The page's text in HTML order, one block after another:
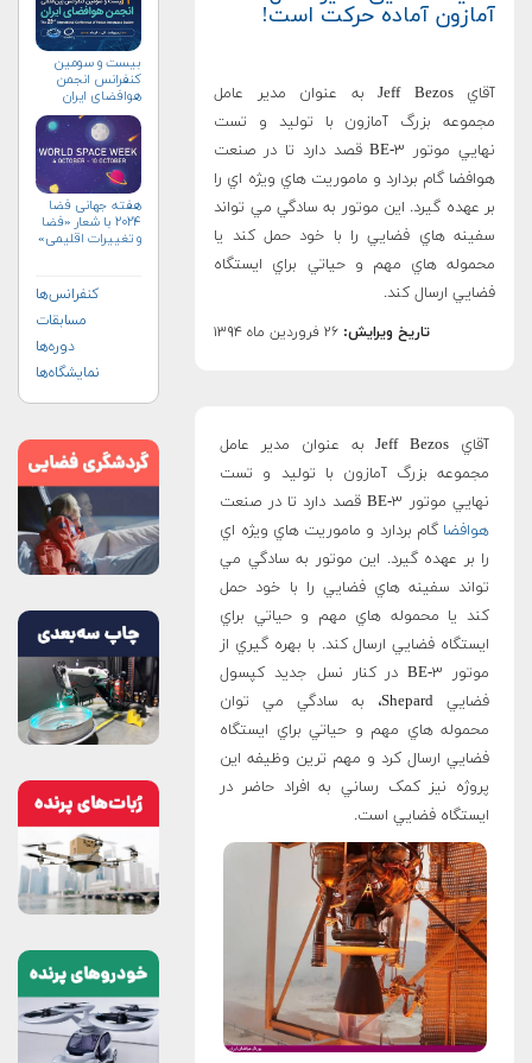
آمازون آماده حرکت است!
آقاي Jeff Bezos به عنوان مدير عامل
مجموعه بزرگ آمازون با توليد و تست
نهايي موتور BE-۳ قصد دارد تا در صنعت
هوافضا گام بردارد و ماموريت هاي ويژه اي را
بر عهده گيرد. اين موتور به سادگي مي تواند
سفينه هاي فضايي را با خود حمل کند يا
محموله هاي مهم و حياتي براي ايستگاه
فضايي ارسال کند.
تاریخ ویرایش: ۲۶ فروردین ماه ۱۳۹۴
آقاي Jeff Bezos به عنوان مدير عامل
مجموعه بزرگ آمازون با توليد و تست
نهايي موتور BE-۳ قصد دارد تا در صنعت
هوافضاگام بردارد و ماموريت هاي ويژه اي
را بر عهده گيرد. اين موتور به سادگي مي
تواند سفينه هاي فضايي را با خود حمل
کند يا محموله هاي مهم و حياتي براي
ايستگاه فضايي ارسال کند. با بهره گيري از
موتور BE-۳ در کنار نسل جديد کپسول
فضايي Shepard، به سادگي مي توان
محموله هاي مهم و حياتي براي ايستگاه
فضايي ارسال کرد و مهم ترين وظيفه اين
پروژه نيز کمک رساني به افراد حاضر در
ايستگاه فضايي است.
بیست و سومین
کنفرانس انجمن
هوافضای ايران
هفته جهانی فضا
۲۰۲۴ با شعار «فضا
و تغییرات اقلیمی»
کنفرانس‌ها
مسابقات
دوره‌ها
نمایشگاه‌ها